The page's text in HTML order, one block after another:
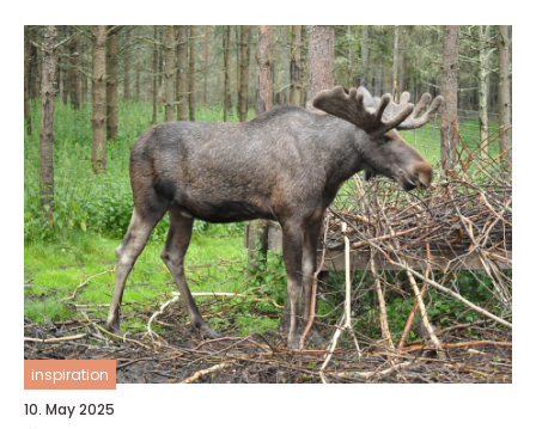
inspiration
10. May 2025